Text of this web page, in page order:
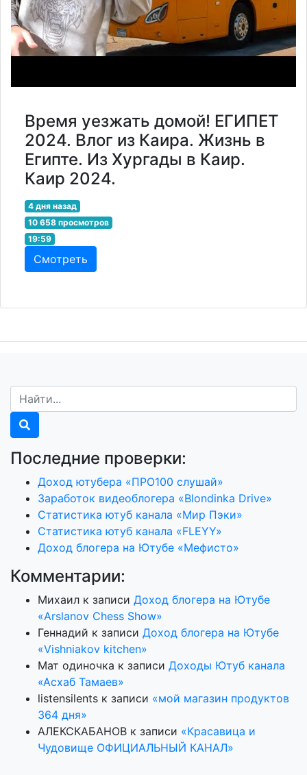
Время уезжать домой! ЕГИПЕТ
2024. Влог из Каира. Жизнь в
Египте. Из Хургады в Каир.
Каир 2024.
4 дня назад
10 658 просмотров
19:59
Смотреть
Последние проверки:
Доход ютубера «ПРО100 слушай»
Заработок видеоблогера «Blondinka Drive»
Статистика ютуб канала «Мир Пэки»
Статистика ютуб канала «FLEYY»
Доход блогера на Ютубе «Мефисто»
Комментарии:
Михаил к записи Доход блогера на Ютубе
«Arslanov Chess Show»
Геннадий к записи Доход блогера на Ютубе
«Vishniakov kitchen»
Мат одиночка к записи Доходы Ютуб канала
«Асхаб Тамаев»
listensilents к записи «мой магазин продуктов
364 дня»
АЛЕКСКАБАНОВ к записи «Красавица и
Чудовище ОФИЦИАЛЬНЫЙ КАНАЛ»